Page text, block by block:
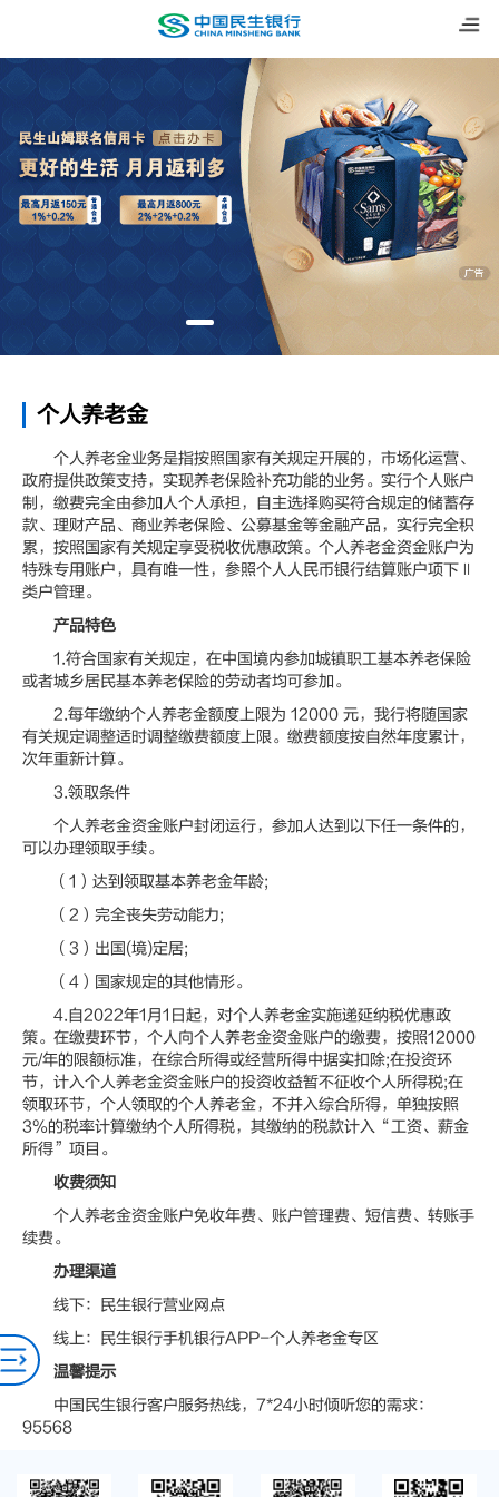
个人养老金
个人养老金业务是指按照国家有关规定开展的，市场化运营、
政府提供政策支持，实现养老保险补充功能的业务。实行个人账户
制，缴费完全由参加人个人承担，自主选择购买符合规定的储蓄存
款、理财产品、商业养老保险、公募基金等金融产品，实行完全积
累，按照国家有关规定享受税收优惠政策。个人养老金资金账户为
特殊专用账户，具有唯一性，参照个人人民币银行结算账户项下Ⅱ
类户管理。
产品特色
1.符合国家有关规定，在中国境内参加城镇职工基本养老保险
或者城乡居民基本养老保险的劳动者均可参加。
2.每年缴纳个人养老金额度上限为 12000 元，我行将随国家
有关规定调整适时调整缴费额度上限。缴费额度按自然年度累计，
次年重新计算。
3.领取条件
个人养老金资金账户封闭运行，参加人达到以下任一条件的，
可以办理领取手续。
（1）达到领取基本养老金年龄;
（2）完全丧失劳动能力;
（3）出国(境)定居;
（4）国家规定的其他情形。
4.自2022年1月1日起，对个人养老金实施递延纳税优惠政
策。在缴费环节，个人向个人养老金资金账户的缴费，按照12000
元/年的限额标准，在综合所得或经营所得中据实扣除;在投资环
节，计入个人养老金资金账户的投资收益暂不征收个人所得税;在
领取环节，个人领取的个人养老金，不并入综合所得，单独按照
3%的税率计算缴纳个人所得税，其缴纳的税款计入“工资、薪金
所得”项目。
收费须知
个人养老金资金账户免收年费、账户管理费、短信费、转账手
续费。
办理渠道
线下：民生银行营业网点
线上：民生银行手机银行APP-个人养老金专区
温馨提示
中国民生银行客户服务热线，7*24小时倾听您的需求：
95568